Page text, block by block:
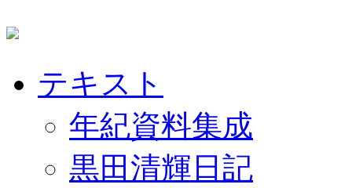
テキスト
年紀資料集成
黒田清輝日記